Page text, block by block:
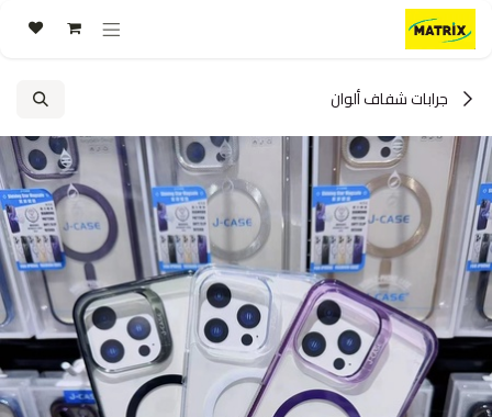
تخطي للذهاب إلى المحتوى
جرابات شفاف ألوان